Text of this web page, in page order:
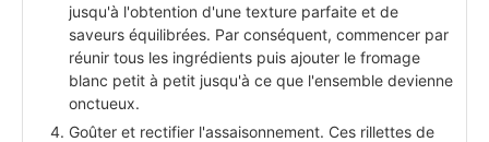
jusqu'à l'obtention d'une texture parfaite et de
saveurs équilibrées. Par conséquent, commencer par
réunir tous les ingrédients puis ajouter le fromage
blanc petit à petit jusqu'à ce que l'ensemble devienne
onctueux.
Goûter et rectifier l'assaisonnement. Ces rillettes de